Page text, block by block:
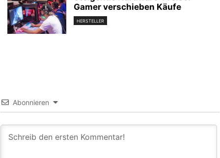
Gamer verschieben Käufe
HERSTELLER
Abonnieren